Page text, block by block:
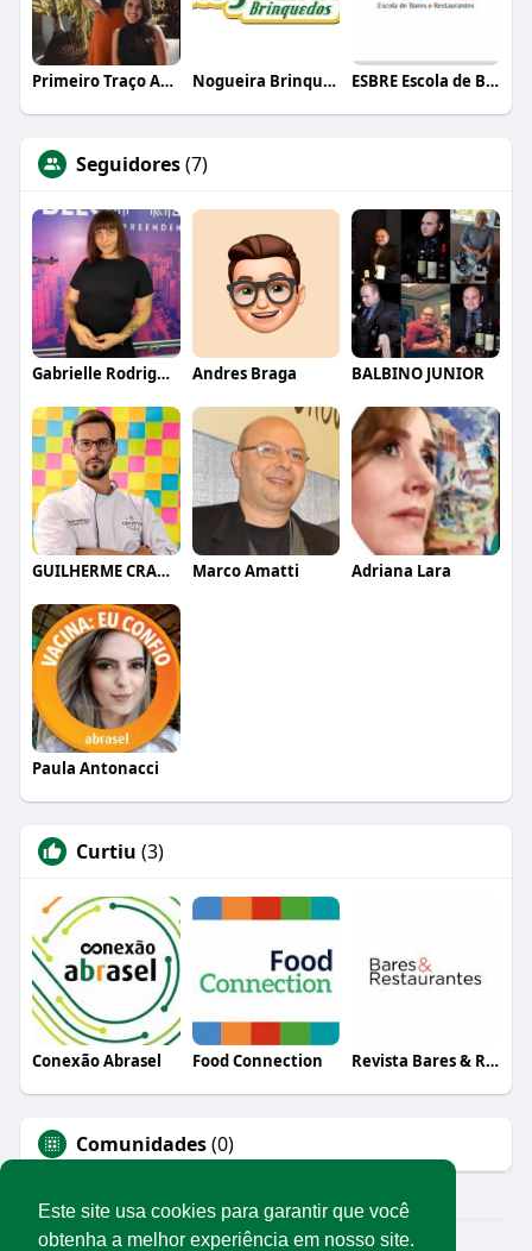
Este site usa cookies para garantir que você
obtenha a melhor experiência em nosso site.
Primeiro Traço Arquitetura Nogueira Brinquedos ESBRE Escola de Bares e Restaurantes
Seguidores(7)
Gabrielle Rodrigues Andres Braga BALBINO JUNIOR
GUILHERME CRAMER BALLE Marco Amatti Adriana Lara
Paula Antonacci
Curtiu (3)
Conexão Abrasel Food Connection Revista Bares & Restaurantes
Comunidades(0)